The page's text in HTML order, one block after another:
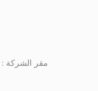
مقر الشركة :